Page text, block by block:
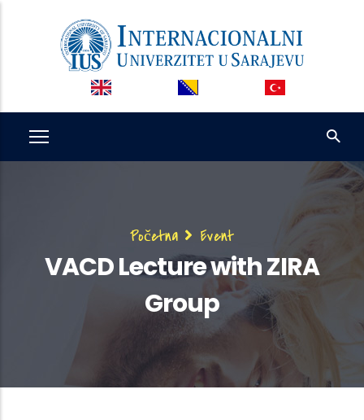
Breadcrumb
Početna Event
VACD Lecture with ZIRA
Group